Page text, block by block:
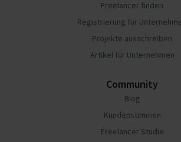
Freelancer finden
Registrierung für
Projekte ausschreiben
Artikel für Unternehmen
Community
Blog
Kundenstimmen
Freelancer Studie